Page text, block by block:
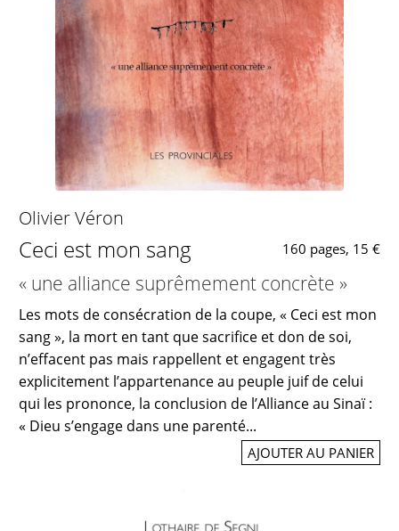
Olivier Véron
Ceci est mon sang 160 pages, 15 €
« une alliance suprêmement concrète »
Les mots de consécration de la coupe, « Ceci est mon
sang », la mort en tant que sacrifice et don de soi,
n’effacent pas mais rappellent et engagent très
explicitement l’appartenance au peuple juif de celui
qui les prononce, la conclusion de l’Alliance au Sinaï :
« Dieu s’engage dans une parenté...
AJOUTER AU PANIER